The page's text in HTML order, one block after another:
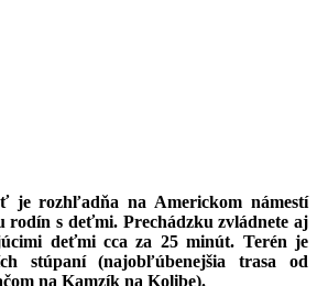
je rozhľadňa na Americkom námestí
rodín s deťmi. Prechádzku zvládnete aj
deťmi cca za 25 minút. Terén je
stúpaní (najobľúbenejšia trasa od
na Kamzík na Kolibe).